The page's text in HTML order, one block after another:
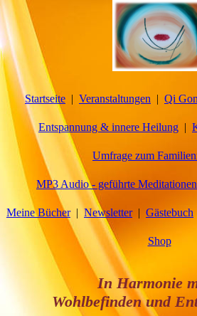
Startseite Veranstaltungen Qi
Entspannung & innere Heilung
Umfrage zum
MP3 Audio - geführte
Meine Bücher Newsletter Gästebuch
Shop
In Harmonie mit
Wohlbefinden und